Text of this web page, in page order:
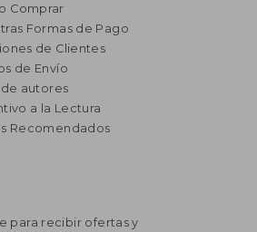
$ 1.164
Comprar
Formas de Pago
de Clientes
de Envío
de autores
a la Lectura
Recomendados
para recibir ofertas y